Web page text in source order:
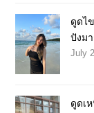
ดูดไ
ปังม
July
ดูดเ